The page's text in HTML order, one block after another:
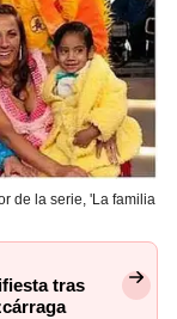
de la serie, 'La familia
tras